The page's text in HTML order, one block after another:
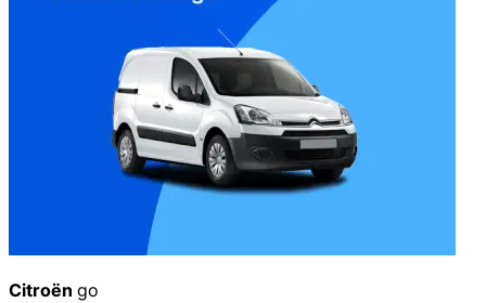
Citroën go